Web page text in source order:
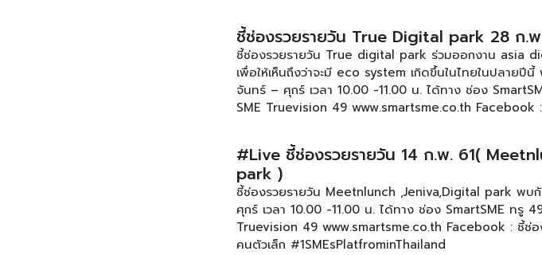
SmartSME ทรู 49 ติดตามข้อมูลเพิ่มเติมของรายการได้ที่ เ
www.facebook.com/smartsme ดูตอนอื่นๆของรายกา
ชี้ช่องรวยรายวัน True Digital park 28 ก.พ
ชี้ช่องรวยรายวัน True digital park ร่วมออกงาน asia
เพื่อให้เห็นถึงว่าจะมี eco system เกิดขึ้นในไทยในปลายปี
จันทร์ – ศุกร์ เวลา 10.00 -11.00 น. ได้ทาง ช่อง
SME Truevision 49 www.smartsme.co.th
#Live ชี้ช่องรวยรายวัน 14 ก.พ. 61(
park )
ชี้ช่องรวยรายวัน Meetnlunch ,Jeniva,Digital park พบ
ศุกร์ เวลา 10.00 -11.00 น. ได้ทาง ช่อง SmartSME ทรู
Truevision 49 www.smartsme.co.th Facebook : ชี้ช่
คนตัวเล็ก #1SMEsPlatfrominThailand